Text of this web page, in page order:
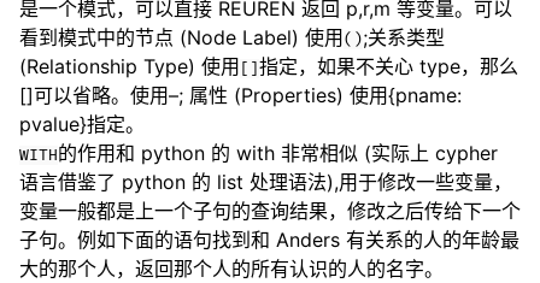
是一个模式，可以直接 REUREN 返回 p,r,m 等变量。可以
看到模式中的节点 (Node Label) 使用 ();关系类型
(Relationship Type) 使用 []指定，如果不关心 type，那么
[]可以省略。使用–; 属性 (Properties) 使用{pname:
pvalue}指定。
WITH的作用和 python 的 with 非常相似 (实际上 cypher
语言借鉴了 python 的 list 处理语法),用于修改一些变量，
变量一般都是上一个子句的查询结果，修改之后传给下一个
子句。例如下面的语句找到和 Anders 有关系的人的年龄最
大的那个人，返回那个人的所有认识的人的名字。